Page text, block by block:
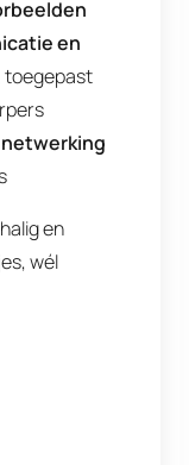
en
toegepast
en
wél